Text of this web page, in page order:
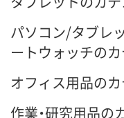
パソコン/タブレ
ートウォッチの
オフィス用品の
作業・研究用品の